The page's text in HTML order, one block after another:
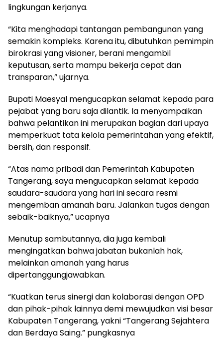
lingkungan kerjanya.
“Kita menghadapi tantangan pembangunan yang
semakin kompleks. Karena itu, dibutuhkan pemimpin
birokrasi yang visioner, berani mengambil
keputusan, serta mampu bekerja cepat dan
transparan,” ujarnya.
Bupati Maesyal mengucapkan selamat kepada para
pejabat yang baru saja dilantik. Ia menyampaikan
bahwa pelantikan ini merupakan bagian dari upaya
memperkuat tata kelola pemerintahan yang efektif,
bersih, dan responsif.
“Atas nama pribadi dan Pemerintah Kabupaten
Tangerang, saya mengucapkan selamat kepada
saudara-saudara yang hari ini secara resmi
mengemban amanah baru. Jalankan tugas dengan
sebaik-baiknya,” ucapnya
Menutup sambutannya, dia juga kembali
mengingatkan bahwa jabatan bukanlah hak,
melainkan amanah yang harus
dipertanggungjawabkan.
“Kuatkan terus sinergi dan kolaborasi dengan OPD
dan pihak-pihak lainnya demi mewujudkan visi besar
Kabupaten Tangerang, yakni “Tangerang Sejahtera
dan Berdaya Saing.” pungkasnya